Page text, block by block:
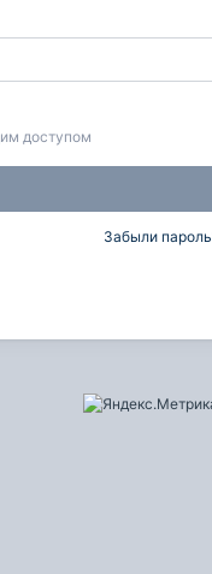
доступом
Забыли